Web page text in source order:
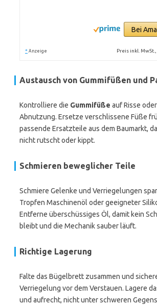
Bei
* Anzeige Preis inkl.
Austausch von Gummifüßen und
Kontrolliere die Gummifüße auf Risse
Abnutzung. Ersetze verschlissene Füße
passende Ersatzteile aus dem Baumarkt,
nicht rutscht oder kippt.
Schmieren beweglicher Teile
Schmiere Gelenke und Verriegelungen
Tropfen Maschinenöl oder geeigneter
Entferne überschüssiges Öl, damit kein
bleibt und die Mechanik sauber läuft.
Richtige Lagerung
Falte das Bügelbrett zusammen und
Verriegelung vor dem Verstauen. Lagere
und aufrecht, nicht unter schweren